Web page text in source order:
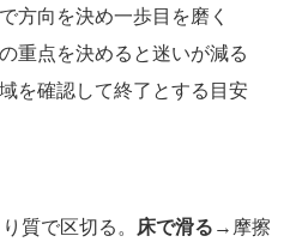
方向を決め一歩目を磨く
重点を決めると迷いが減る
を確認して終了とする目安
質で区切る。 床で滑る →摩擦